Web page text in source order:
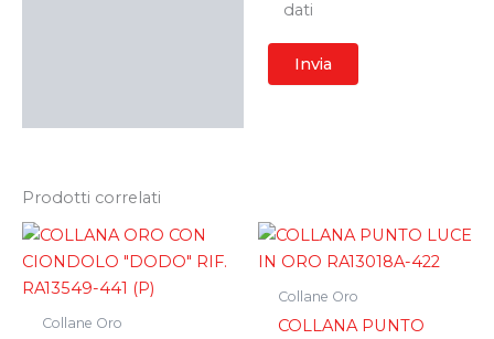
dati
Prodotti correlati
Collane Oro
Collane Oro
COLLANA PUNTO